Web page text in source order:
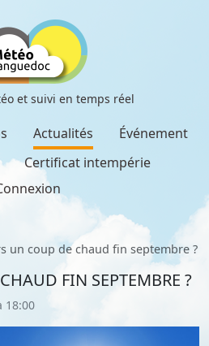
et suivi en temps réel
Actualités
Événement
Certificat intempérie
un coup de chaud fin septembre ?
FIN SEPTEMBRE ?
18:00